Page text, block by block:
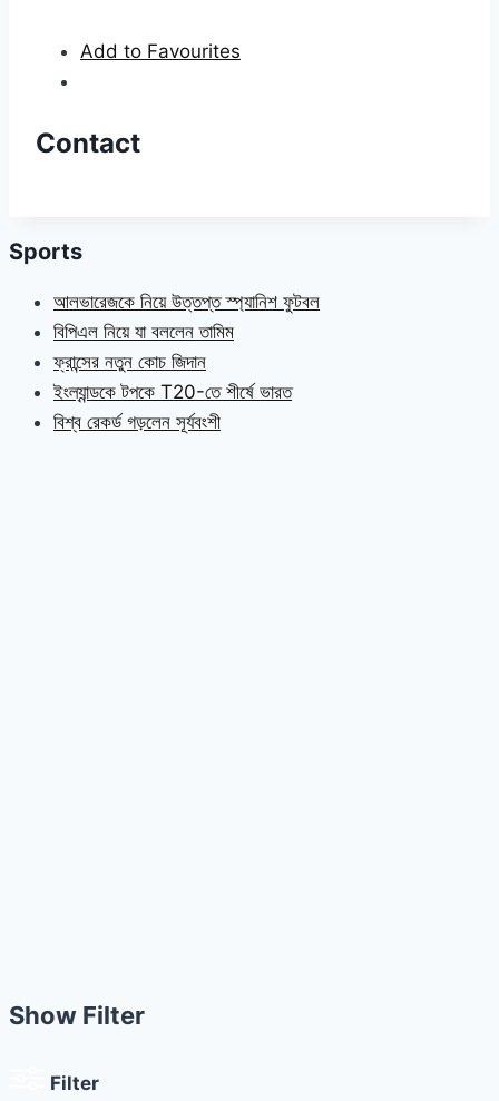
Add to Favourites
Contact
Sports
আলভারেজকে নিয়ে উত্তপ্ত স্প্যানিশ ফুটবল
বিপিএল নিয়ে যা বললেন তামিম
ফ্রান্সের নতুন কোচ জিদান
ইংল্যান্ডকে টপকে T20-তে শীর্ষে ভারত
বিশ্ব রেকর্ড গড়লেন সূর্যবংশী
Show Filter
Filter